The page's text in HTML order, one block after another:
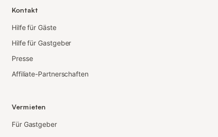
Kontakt
Hilfe für Gäste
Hilfe für Gastgeber
Presse
Affiliate-Partnerschaften
Vermieten
Für Gastgeber